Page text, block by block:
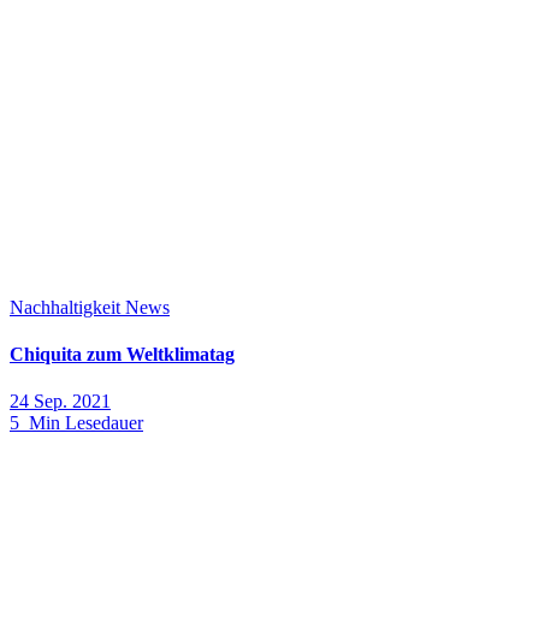
Nachhaltigkeit News
Chiquita zum Weltklimatag
24 Sep. 2021
5 Min Lesedauer